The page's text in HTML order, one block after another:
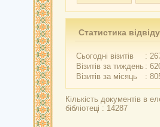
Статистика
Сьогодні візитів
:
Візитів за тиждень :
Візитів за місяць
:
Кількість документів в
бібліотеці : 14287